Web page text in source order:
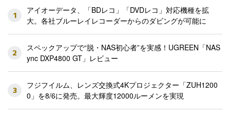
1
アイオーデータ、「BDレコ」「DVDレコ」対応機種を拡
大。各社ブルーレイレコーダーからのダビングが可能に
2
スペックアップで“脱・NAS初心者”を実感！UGREEN「NAS
ync DXP4800 GT」レビュー
3
フジフイルム、レンズ交換式4Kプロジェクター「ZUH1200
0」を8/6に発売。最大輝度12000ルーメンを実現